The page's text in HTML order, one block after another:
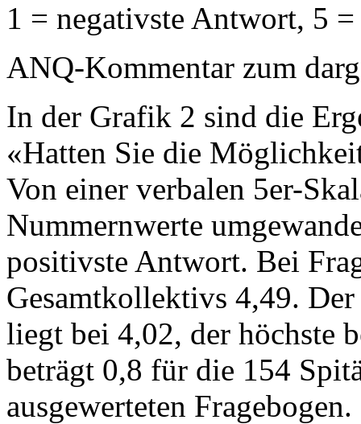
1 = negativste Antwort, 5
ANQ-Kommentar zum
In der Grafik 2 sind die
«Hatten Sie die
Von einer verbalen 5er-
Nummernwerte
positivste Antwort. Bei
Gesamtkollektivs 4,49.
liegt bei 4,02, der höchste
beträgt 0,8 für die 154
ausgewerteten Fragebogen.